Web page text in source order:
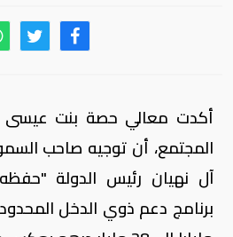
أكدت معالي حصة بنت عيسى
المجتمع، أن توجيه صاحب
آل نهيان رئيس الدولة